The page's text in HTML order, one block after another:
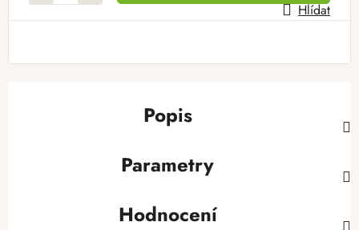
Hlídat
Popis
Parametry
Hodnocení